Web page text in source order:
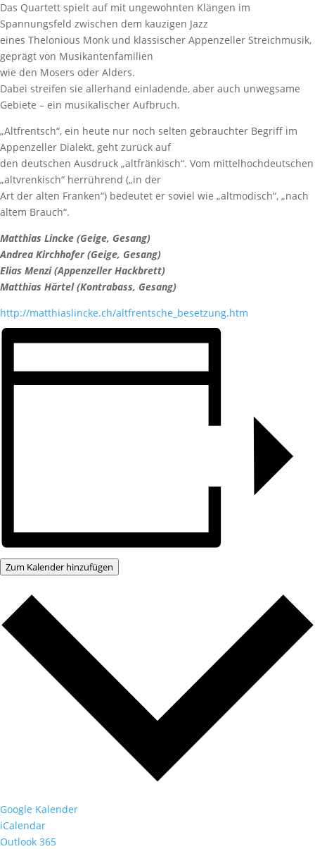
Das Quartett spielt auf mit ungewohnten Klängen im
Spannungsfeld zwischen dem kauzigen Jazz
eines Thelonious Monk und klassischer Appenzeller Streichmusik,
geprägt von Musikantenfamilien
wie den Mosers oder Alders.
Dabei streifen sie allerhand einladende, aber auch unwegsame
Gebiete – ein musikalischer Aufbruch.
„Altfrentsch“, ein heute nur noch selten gebrauchter Begriff im
Appenzeller Dialekt, geht zurück auf
den deutschen Ausdruck „altfränkisch“. Vom mittelhochdeutschen
„altvrenkisch“ herrührend („in der
Art der alten Franken“) bedeutet er soviel wie „altmodisch“, „nach
altem Brauch“.
Matthias Lincke (Geige, Gesang)
Andrea Kirchhofer (Geige, Gesang)
Elias Menzi (Appenzeller Hackbrett)
Matthias Härtel (Kontrabass, Gesang)
http://matthiaslincke.ch/altfrentsche_besetzung.htm
Zum Kalender hinzufügen
Google Kalender
iCalendar
Outlook 365